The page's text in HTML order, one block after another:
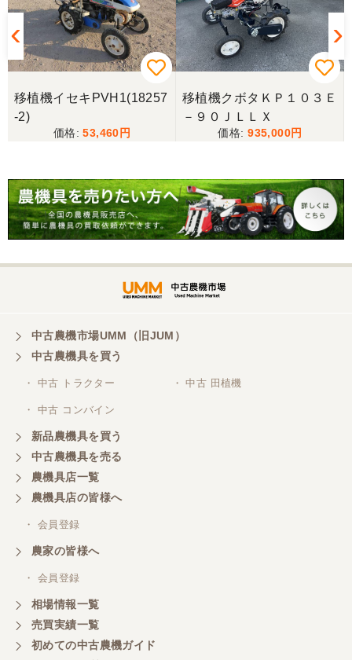
移植機イセキPVH1(18257
-2)
53,460
移植機クボタＫＰ１０３Ｅ
－９０ＪＬＬＸ
935,000
中古農機市場UMM（旧JUM）
中古農機具を買う
・ 中古 トラクター ・ 中古 田植機
・ 中古 コンバイン
新品農機具を買う
中古農機具を売る
農機具店一覧
農機具店の皆様へ
・ 会員登録
農家の皆様へ
・ 会員登録
相場情報一覧
売買実績一覧
初めての中古農機ガイド